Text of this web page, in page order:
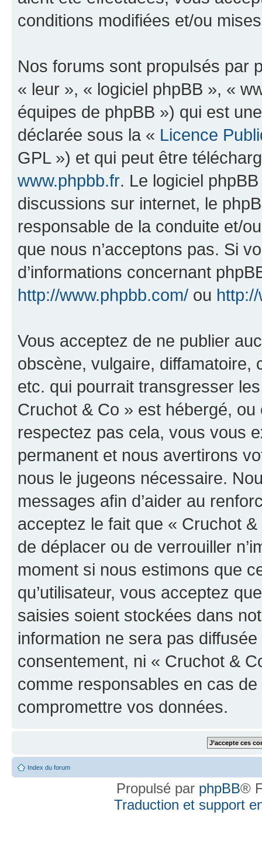
conditions modifiées et/ou
Nos forums sont propulsés par
« leur », « logiciel phpBB », «
équipes de phpBB ») qui est
déclarée sous la « Licence
GPL ») et qui peut être
www.phpbb.fr. Le logiciel
discussions sur internet, le
responsable de la conduite et/
que nous n’acceptons pas. Si
d’informations concernant
http://www.phpbb.com/ ou
Vous acceptez de ne publier
obscène, vulgaire, diffamatoire,
etc. qui pourrait transgresser
Cruchot & Co » est hébergé,
respectez pas cela, vous vous
permanent et nous avertirons
nous le jugeons nécessaire.
messages afin d’aider au
acceptez le fait que « Cruchot
de déplacer ou de verrouiller
moment si nous estimons que
qu’utilisateur, vous acceptez
saisies soient stockées dans
information ne sera pas
consentement, ni « Cruchot &
comme responsables en cas
compromettre vos données.
Index du forum
Propulsé par phpBB®
Traduction et support